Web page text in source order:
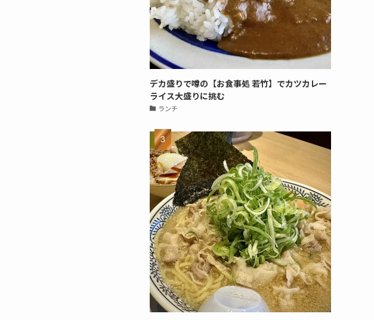
デカ盛りで噂の【お食事処 若竹】でカツカレー
ライス大盛りに挑む
ランチ